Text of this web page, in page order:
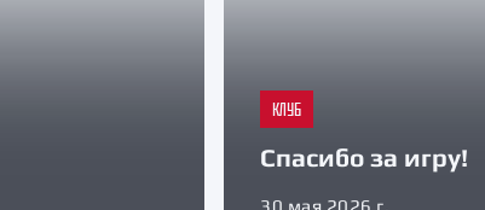
КЛУБ
Спасибо за игру!
30 мая 2026 г.